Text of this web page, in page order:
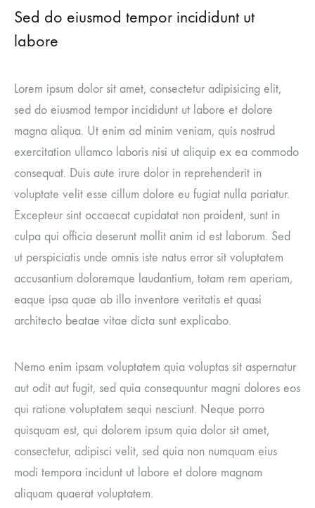
Sed do eiusmod tempor incididunt ut
labore
Lorem ipsum dolor sit amet, consectetur adipisicing elit,
sed do eiusmod tempor incididunt ut labore et dolore
magna aliqua. Ut enim ad minim veniam, quis nostrud
exercitation ullamco laboris nisi ut aliquip ex ea commodo
consequat. Duis aute irure dolor in reprehenderit in
voluptate velit esse cillum dolore eu fugiat nulla pariatur.
Excepteur sint occaecat cupidatat non proident, sunt in
culpa qui officia deserunt mollit anim id est laborum. Sed
ut perspiciatis unde omnis iste natus error sit voluptatem
accusantium doloremque laudantium, totam rem aperiam,
eaque ipsa quae ab illo inventore veritatis et quasi
architecto beatae vitae dicta sunt explicabo.
Nemo enim ipsam voluptatem quia voluptas sit aspernatur
aut odit aut fugit, sed quia consequuntur magni dolores eos
qui ratione voluptatem sequi nesciunt. Neque porro
quisquam est, qui dolorem ipsum quia dolor sit amet,
consectetur, adipisci velit, sed quia non numquam eius
modi tempora incidunt ut labore et dolore magnam
aliquam quaerat voluptatem.